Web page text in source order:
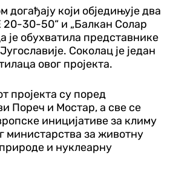
догађају који обједињује два
30-50“ и „Балкан Солар
је обухватила представнике
Соколац је један
овог пројекта.
пројекта су поред
Пореч и Мостар, а све се
иницијативе за климу
министарства за животну
и нуклеарну